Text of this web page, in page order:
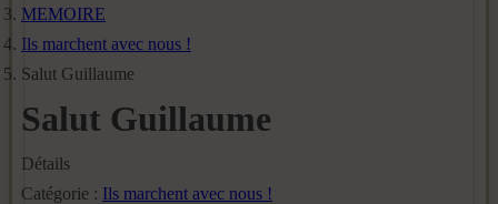
MEMOIRE
Ils marchent avec nous !
Salut Guillaume
Salut Guillaume
Détails
Catégorie : Ils marchent avec nous !